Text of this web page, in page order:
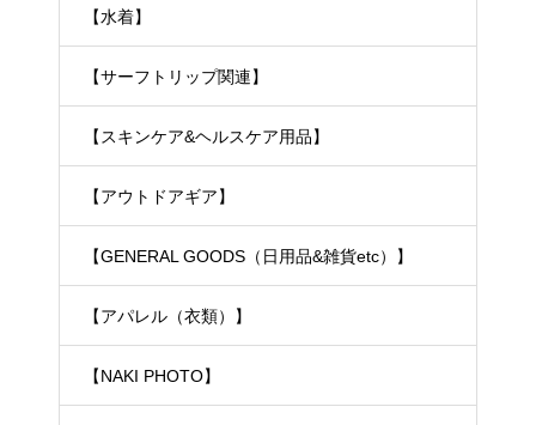
【水着】
【サーフトリップ関連】
【スキンケア&ヘルスケア用品】
【アウトドアギア】
【GENERAL GOODS（日用品&雑貨etc）】
【アパレル（衣類）】
【NAKI PHOTO】